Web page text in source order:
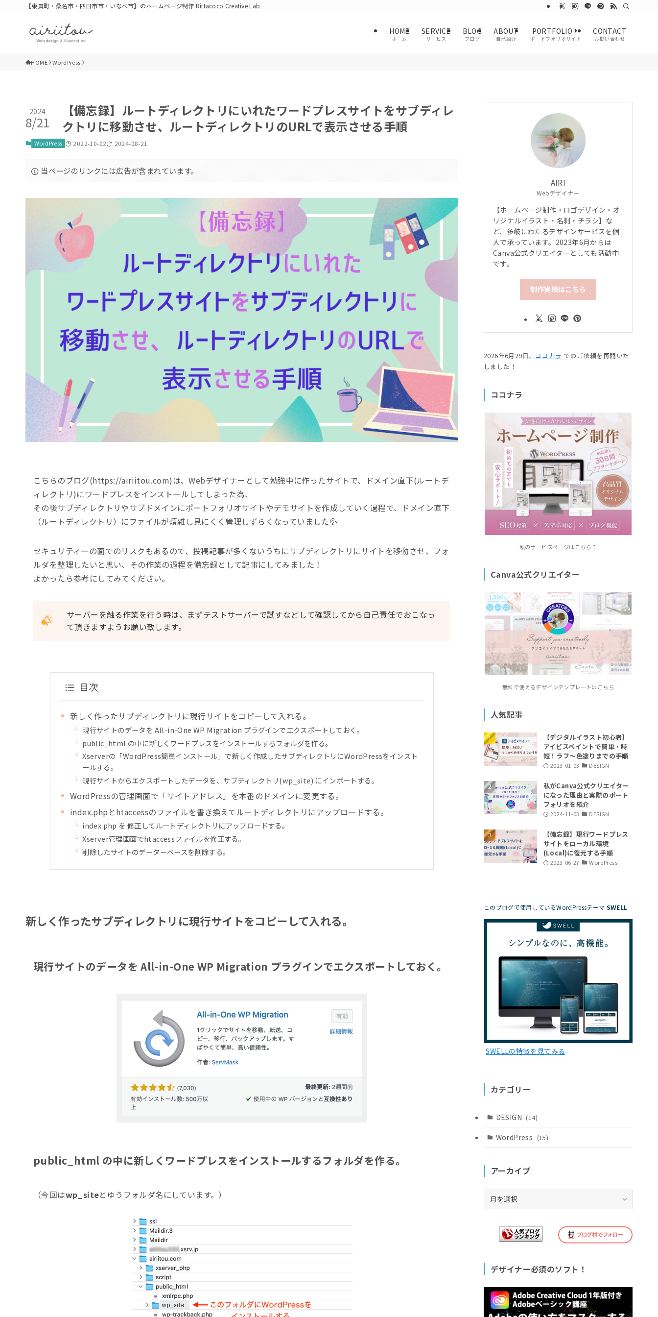
【東員町・桑名市・四日市市・いなべ市】のホームページ制作 Rittacoco Creative Lab
HOME
ホーム
SERVICE
サービス
BLOG
ブログ
ABOUT
自己紹介
PORTFOLIO
ポートフォリオサイト
CONTACT
お問い合わせ
HOME WordPress
【備忘録】ルートディレクトリにいれたワードプレスサイトをサブディレ
クトリに移動させ、ルートディレクトリのURLで表示させる手順
2024
8/21
WordPress 2022-10-02 2024-08-21
当ページのリンクには広告が含まれています。
こちらのブログ(https://airiitou.com)は、Webデザイナーとして勉強中に作ったサイトで、ドメイン直下(ルートデ
ィレクトリ)にワードプレスをインストールしてしまった為、
その後サブディレクトリやサブドメインにポートフォリオサイトやデモサイトを作成していく過程で、ドメイン直下
（ルートディレクトリ）にファイルが煩雑し見にくく管理しずらくなっていました💦
セキュリティーの面でのリスクもあるので、投稿記事が多くないうちにサブディレクトリにサイトを移動させ、フォ
ルダを整理したいと思い、その作業の過程を備忘録として記事にしてみました！
よかったら参考にしてみてください。
サーバーを触る作業を行う時は、まずテストサーバーで試すなどして確認してから自己責任でおこなっ
て頂きますようお願い致します。
目次
新しく作ったサブディレクトリに現行サイトをコピーして入れる。
現行サイトのデータを All-in-One WP Migration プラグインでエクスポートしておく。
public_html の中に新しくワードプレスをインストールするフォルダを作る。
Xserverの「WordPress簡単インストール」で新しく作成したサブディレクトリにWordPressをインスト
ールする。
現行サイトからエクスポートしたデータを、サブディレクトリ(wp_site) にインポートする。
WordPressの管理画面で「サイトアドレス」を本番のドメインに変更する。
index.phpとhtaccessのファイルを書き換えてルートディレクトリにアップロードする。
index.php を 修正してルートディレクトリにアップロードする。
Xserver管理画面でhtaccessファイルを修正する。
削除したサイトのデーターベースを削除する。
新しく作ったサブディレクトリに現行サイトをコピーして入れる。
現行サイトのデータをAll-in-One WP Migration プラグインでエクスポートしておく。
public_html の中に新しくワードプレスをインストールするフォルダを作る。
（今回はwp_siteとゆうフォルダ名にしています。）
AIRI
Webデザイナー
【ホームページ制作・ロゴデザイン・オ
リジナルイラスト・名刺・チラシ】な
ど、多岐にわたるデザインサービスを個
人で承っています。2023年6月からは
Canva公式クリエイターとしても活動中
です。
制作実績はこちら
2026年6月29日、 ココナラ でのご依頼を再開いた
しました！
ココナラ
私のサービスページはこちら↑
Canva公式クリエイター
無料で使えるデザインテンプレートはこちら
人気記事
【デジタルイラスト初心者】
アイビスペイントで簡単・時
短！ラフ〜色塗りまでの手順
2023-01-03 DESIGN
私がCanva公式クリエイター
になった理由と実際のポート
フォリオを紹介
2024-11-03 DESIGN
【備忘録】現行ワードプレス
サイトをローカル環境
(Local)に復元する手順
2023-06-27 WordPress
このブログで使用しているWordPressテーマ SWELL
SWELLの特徴を見てみる
カテゴリー
DESIGN (14)
WordPress (15)
アーカイブ
ー
デザイナー必須のソフト！